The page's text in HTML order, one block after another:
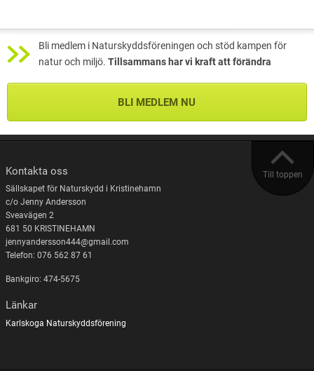
Bli medlem i Naturskyddsföreningen och stöd kampen för
natur och miljö. Tillsammans har vi kraft att förändra
BLI MEDLEM NU
Till toppen
Kontakta oss
Sällskapet för Naturskydd i Kristinehamn
c/o Jenny Andersson
Sveavägen 2
681 50 KRISTINEHAMN
jennyandersson444@gmail.com
Telefon: 076 562 87 61
Bankgiro: 474-5675
Länkar
Karlskoga Naturskyddsförening